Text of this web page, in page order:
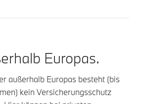
Europas.
außerhalb Europas besteht (bis
kein Versicherungsschutz